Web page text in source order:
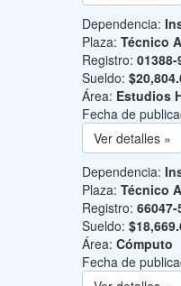
Dependencia:
Plaza: Técnico
Registro: 01388-
Sueldo:
Área: Estudios
Fecha de
Ver detalles »
Dependencia:
Plaza: Técnico
Registro: 66047-
Sueldo:
Área: Cómputo
Fecha de